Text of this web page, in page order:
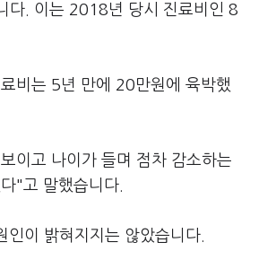
다. 이는 2018년 당시 진료비인 8
비는 5년 만에 20만원에 육박했
이고 나이가 들며 점차 감소하는
"고 말했습니다.
이 밝혀지지는 않았습니다.